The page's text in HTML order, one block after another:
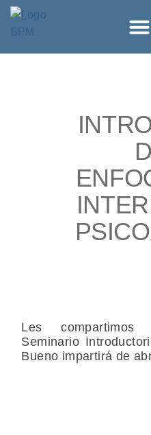
Les
Seminario
Bueno impartirá de